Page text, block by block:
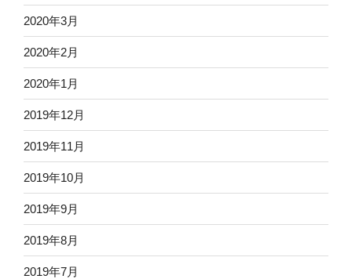
2020年3月
2020年2月
2020年1月
2019年12月
2019年11月
2019年10月
2019年9月
2019年8月
2019年7月